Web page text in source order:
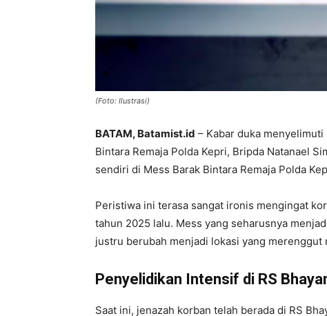
(Foto: Ilustrasi)
BATAM, Batamist.id – Kabar duka
Bintara Remaja Polda Kepri, Bripda Natanael
sendiri di Mess Barak Bintara Remaja Polda
Peristiwa ini terasa sangat ironis mengingat
tahun 2025 lalu. Mess yang seharusnya
justru berubah menjadi lokasi yang merenggut
Penyelidikan Intensif di RS
Saat ini, jenazah korban telah berada di RS